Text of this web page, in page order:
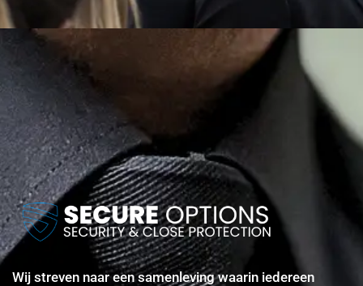
Plan een vertrouwelijk gesprek
Wij streven naar een samenleving waarin iedereen